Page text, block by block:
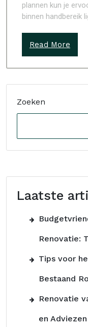
plannen kun je
binnen handbereik
Read More
Zoeken
Laatste
Renovatie:
Tips voor
Bestaand
Renovatie
en Adviezen